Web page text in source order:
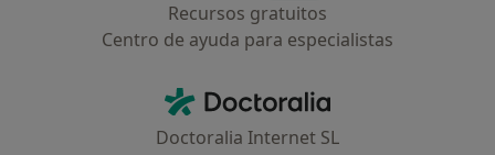
Recursos gratuitos
Centro de ayuda para especialistas
Doctoralia - Página de inicio
Doctoralia Internet SL